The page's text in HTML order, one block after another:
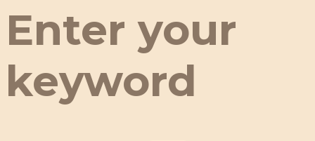
Enter your
keyword